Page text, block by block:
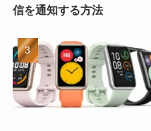
信を通知する方法